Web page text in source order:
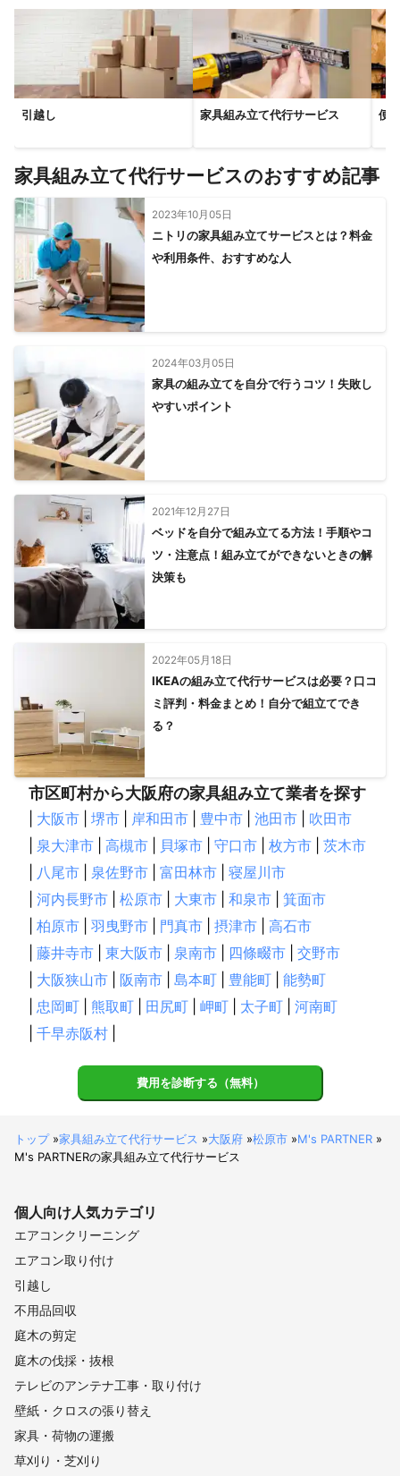
引越し 家具組み立て代行サービス 便
家具組み立て代行サービスのおすすめ記事
2023年10月05日
ニトリの家具組み立てサービスとは？料金
や利用条件、おすすめな人
2024年03月05日
家具の組み立てを自分で行うコツ！失敗し
やすいポイント
2021年12月27日
ベッドを自分で組み立てる方法！手順やコ
ツ・注意点！組み立てができないときの解
決策も
2022年05月18日
IKEAの組み立て代行サービスは必要？口コ
ミ評判・料金まとめ！自分で組立てでき
る？
市区町村から大阪府の家具組み立て業者を探す
大阪市 堺市 岸和田市 豊中市 池田市
吹田市
泉大津市 高槻市 貝塚市 守口市 枚方市
茨木市
八尾市 泉佐野市 富田林市
寝屋川市
河内長野市 松原市 大東市 和泉市
箕面市
柏原市 羽曳野市 門真市 摂津市
高石市
藤井寺市 東大阪市 泉南市 四條畷市
交野市
大阪狭山市 阪南市 島本町 豊能町
能勢町
忠岡町 熊取町 田尻町 岬町 太子町
河南町
千早赤阪村
費用を診断する（無料）
トップ»家具組み立て代行サービス »大阪府 »松原市 »M's PARTNER »
M's PARTNERの家具組み立て代行サービス
個人向け人気カテゴリ
エアコンクリーニング
エアコン取り付け
引越し
不用品回収
庭木の剪定
庭木の伐採・抜根
テレビのアンテナ工事・取り付け
壁紙・クロスの張り替え
家具・荷物の運搬
草刈り・芝刈り